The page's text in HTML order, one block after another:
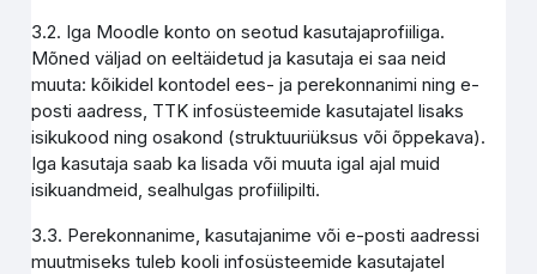
3.2. Iga Moodle konto on seotud kasutajaprofiiliga.
Mõned väljad on eeltäidetud ja kasutaja ei saa neid
muuta: kõikidel kontodel ees- ja perekonnanimi ning e-
posti aadress, TTK infosüsteemide kasutajatel lisaks
isikukood ning osakond (struktuuriüksus või õppekava).
Iga kasutaja saab ka lisada või muuta igal ajal muid
isikuandmeid, sealhulgas profiilipilti.
3.3. Perekonnanime, kasutajanime või e-posti aadressi
muutmiseks tuleb kooli infosüsteemide kasutajatel